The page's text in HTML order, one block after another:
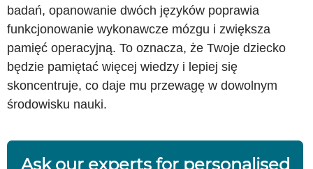
badań, opanowanie dwóch języków poprawia
funkcjonowanie wykonawcze mózgu i zwiększa
pamięć operacyjną. To oznacza, że Twoje dziecko
będzie pamiętać więcej wiedzy i lepiej się
skoncentruje, co daje mu przewagę w dowolnym
środowisku nauki.